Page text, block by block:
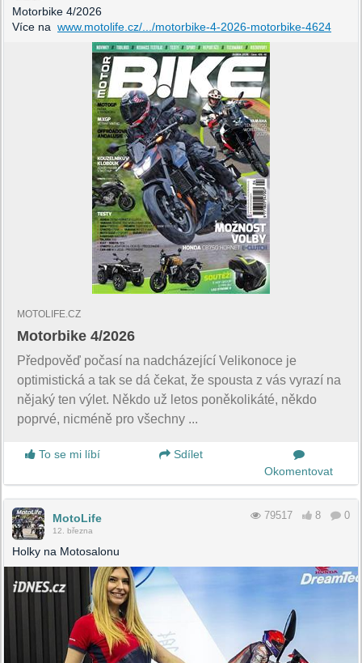
Motorbike 4/2026
Více na www.motolife.cz/.../motorbike-4-2026-motorbike-4624
MOTOLIFE.CZ
Motorbike 4/2026
Předpověď počasí na nadcházející Velikonoce je
optimistická a tak se dá čekat, že spousta z vás vyrazí na
nějaký ten výlet. Někdo už letos poněkolikáté, někdo
poprvé, nicméně pro všechny ...
To se mi líbí
Sdílet
Okomentovat
MotoLife
12. března
79517 8 0
Holky na Motosalonu